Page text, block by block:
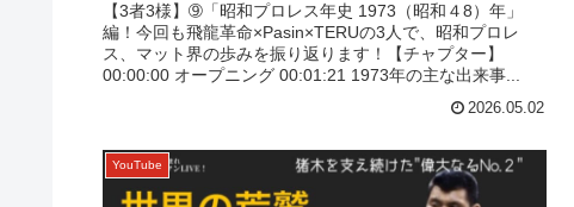
【3者3様】➈「昭和プロレス年史 1973（昭和４8）年」
編！今回も飛龍革命×Pasin×TERUの3人で、昭和プロレ
ス、マット界の歩みを振り返ります！【チャプター】
00:00:00 オープニング 00:01:21 1973年の主な出来事...
2026.05.02
YouTube